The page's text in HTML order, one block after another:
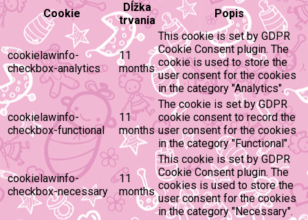
Cookie
Dĺžka
trvania
Popis
cookielawinfo-
checkbox-analytics
11
months
This cookie is set by GDPR
Cookie Consent plugin. The
cookie is used to store the
user consent for the cookies
in the category "Analytics".
cookielawinfo-
checkbox-functional
11
months
The cookie is set by GDPR
cookie consent to record the
user consent for the cookies
in the category "Functional".
cookielawinfo-
checkbox-necessary
11
months
This cookie is set by GDPR
Cookie Consent plugin. The
cookies is used to store the
user consent for the cookies
in the category "Necessary".